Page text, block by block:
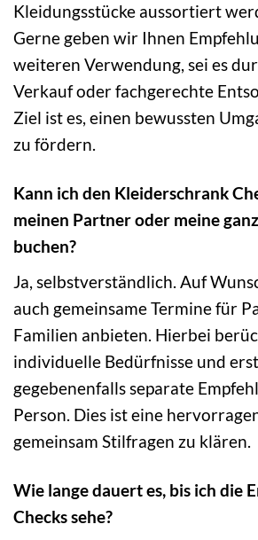
Kleidungsstücke aussortiert
Gerne geben wir Ihnen
weiteren Verwendung, sei es
Verkauf oder fachgerechte
Ziel ist es, einen bewussten
zu fördern.
Kann ich den Kleiderschrank
meinen Partner oder meine
buchen?
Ja, selbstverständlich. Auf
auch gemeinsame Termine für
Familien anbieten. Hierbei
individuelle Bedürfnisse und
gegebenenfalls separate
Person. Dies ist eine
gemeinsam Stilfragen zu klären.
Wie lange dauert es, bis ich die
Checks sehe?